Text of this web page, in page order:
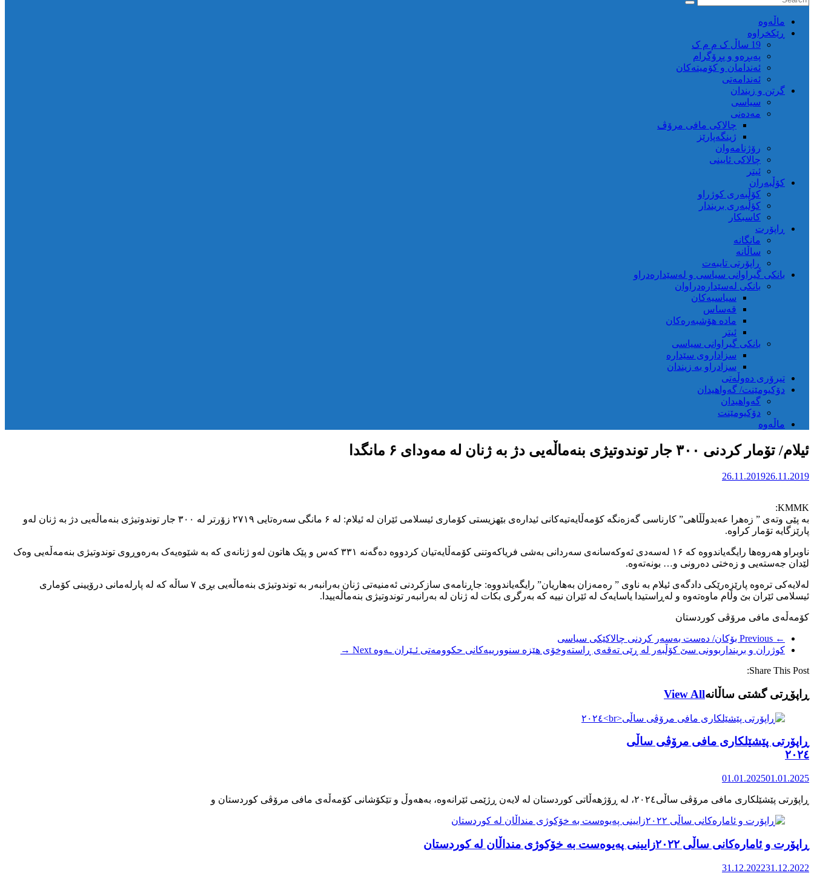
ماڵه‌وه‌
ڕێکخراوە
19 ساڵ ک م م ک
پەیڕەو و پڕۆگرام
ئەندامان و کۆمیتەکان
ئەندامەتی
گرتن و زیندان
سیاسی
مەدەنی
چالاکی مافی مرۆڤ
ژینگەپارێز
رۆژنامەوان
چالاکی ئایینی
ئیتر
کۆڵبەران
کۆڵبەری کوژراو
کؤڵبەری بریندار
کاسبکار
ڕاپۆرت
مانگانە
ساڵانە
ڕاپۆرتی تایبەت
بانکی گیراوانی سیاسی و لەسێدارەدراو
بانکی لەسێدارەدراوان
سیاسیەکان
قەساس
مادە هۆشبەرەکان
ئیتر
بانکی گیراوانی سیاسی
سزاداروی سێدارە
سزادراو بە زیندان
تیرۆری دەوڵەتی
دۆکیومێنت/ گەواهیدان
گەواهیدان
دۆکیومێنت
ماڵەوە
ئیلام/ تۆمار کردنی ۳۰۰ جار توندوتیژی بنەماڵەیی دژ بە ژنان لە مەودای ۶ مانگدا
26.11.201926.11.2019
KMMK:
بە پێی وتەی ” زەهرا عەبدوڵڵاهی” کارناسی گەزەنگە کۆمەڵایەتیەکانی ئیدارەی بێهزیستی کۆماری ئیسلامی ئێران لە ئیلام: لە ۶ مانگی سەرەتایی ۲۷۱۹ زۆرتر لە ۳۰۰ جار توندوتیژی بنەماڵەیی دژ بە ژنان لەو
پارێزگایە تۆمار کراوە.
ناوبراو هەروەها رایگەیاندووە کە ۱۶ لەسەدی ئەوکەسانەی سەردانی بەشی فریاکەوتنی کۆمەڵایەتیان کردووە دەگەنە ۳۳۱ کەس و پێک هاتون لەو ژنانەی کە بە شێوەیەک بەرەوڕوی توندوتیژی بنەمەڵەیی وەک
لێدان جەستەیی و زەختی دەرونی و… بونەتەوە.
لەلایەکی ترەوە پارێزەرێکی دادگەی ئیلام بە ناوی ” رەمەزان بەهاریان” رایگەیاندووە: جاڕنامەی سازکردنی ئەمنیەتی ژنان بەرانبەر بە توندوتیژی بنەماڵەیی بڕی ۷ ساڵە کە لە پارلەمانی درۆیینی کۆماری
ئیسلامی ئێران بێ وڵام ماوەتەوە و لەڕاستیدا یاسایەک لە ئێران نییە کە بەرگری بکات لە ژنان لە بەرانبەر توندوتیژی بنەماڵەییدا.
کۆمەڵەی مافی مرۆڤی کوردستان
← Previous
بۆکان/ دەست بەسەر کردنی چالاکێکی سیاسی
کوژران و برینداربوونی سێ کۆڵبەر لە ڕێی تەقەی ڕاستەوخۆی هێزە سنوورییەکانی حکوومەتی ئـێران ـەوە Next →
Share This Post:
ڕاپۆڕتی گشتی ساڵانهView All
ڕاپۆرتی پێشێلکاری مافی مرۆڤی ساڵی
٢٠٢٤
01.01.202501.01.2025
ڕاپۆرت و ئامارەکانی ساڵی ٢٠٢٢زایینی پەیوەست بە خۆکوژی منداڵان لە کوردستان
31.12.202231.12.2022